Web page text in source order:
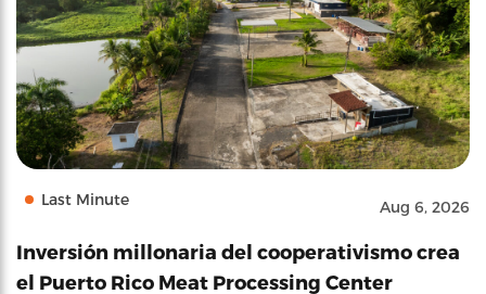
Last Minute Aug 6, 2026
Inversión millonaria del cooperativismo crea
el Puerto Rico Meat Processing Center